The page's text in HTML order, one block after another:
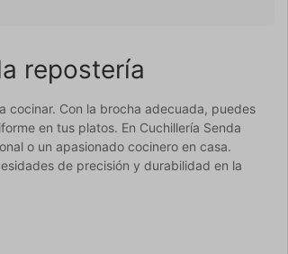
repostería
cocinar. Con la brocha adecuada, puedes
en tus platos. En Cuchillería Senda
o un apasionado cocinero en casa.
de precisión y durabilidad en la